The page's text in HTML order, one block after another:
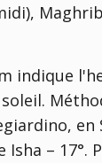
indique
en
Isha – 17°.